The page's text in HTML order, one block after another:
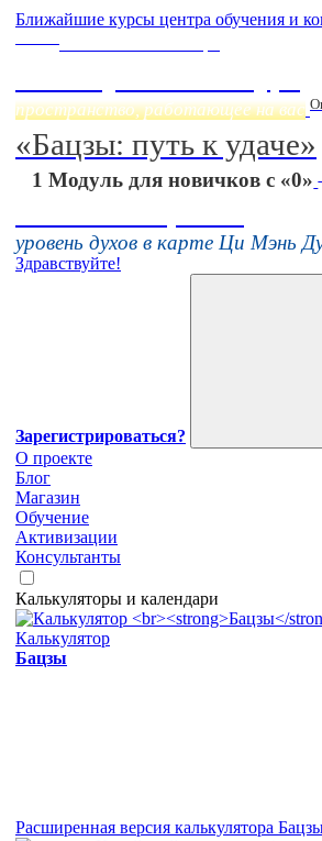
Ближайшие курсы центра обучения и
пространство, работающее на вас
«Бацзы: путь к удаче»
1 Модуль для новичков с «0»
уровень духов в карте Ци Мэнь
Здравствуйте!
Зарегистрироваться?
О проекте
Блог
Магазин
Обучение
Активизации
Консультанты
Калькуляторы и календари
Калькулятор
Бацзы
Расширенная версия калькулятора